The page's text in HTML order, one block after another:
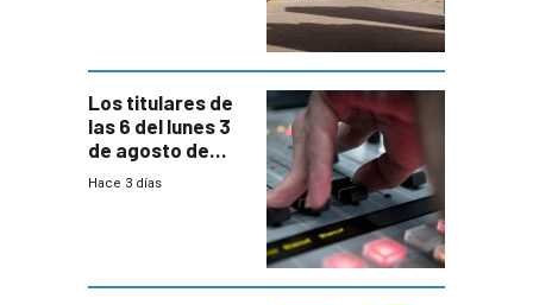
Los titulares de
las 6 del lunes 3
de agosto de
2026
Hace 3 días